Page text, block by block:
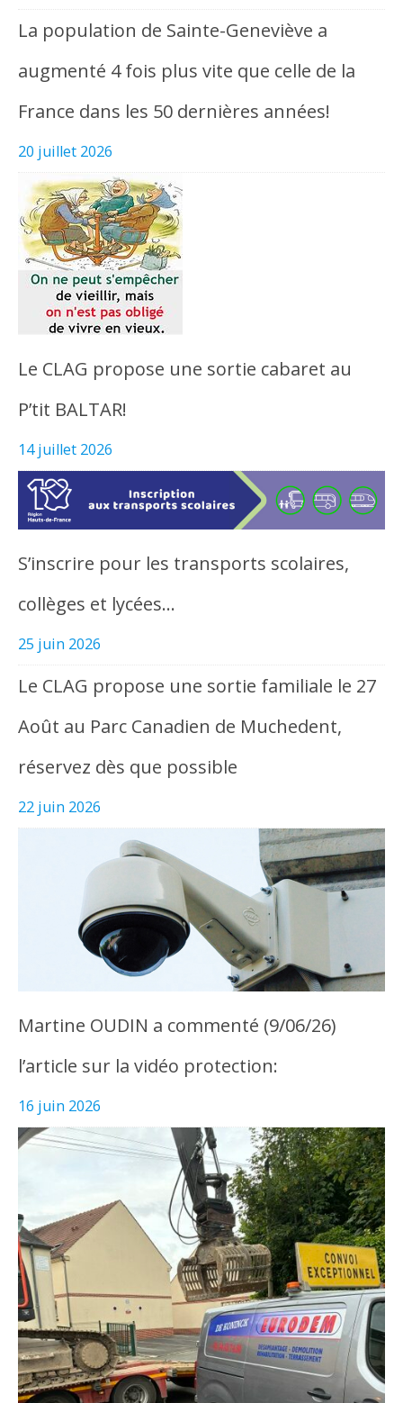
La population de Sainte-Geneviève a
augmenté 4 fois plus vite que celle de la
France dans les 50 dernières années!
20 juillet 2026
Le CLAG propose une sortie cabaret au
P’tit BALTAR!
14 juillet 2026
S’inscrire pour les transports scolaires,
collèges et lycées…
25 juin 2026
Le CLAG propose une sortie familiale le 27
Août au Parc Canadien de Muchedent,
réservez dès que possible
22 juin 2026
Martine OUDIN a commenté (9/06/26)
l’article sur la vidéo protection:
16 juin 2026